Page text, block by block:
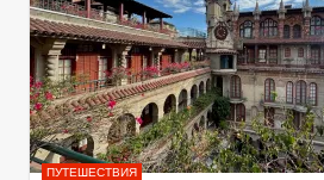
ПУТЕШЕСТВИЯ